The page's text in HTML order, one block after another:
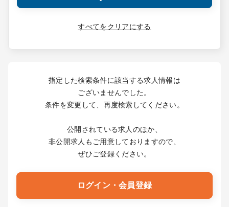
転職ノウハウ
受付時間 9:00 ～ 18:00（平日）
クリニック開業
すべてをクリアにする
指定した検索条件に該当する求人情報は
ございませんでした。
条件を変更して、再度検索してください。
公開されている求人のほか、
非公開求人もご用意しておりますので、
ぜひご登録ください。
ログイン・会員登録